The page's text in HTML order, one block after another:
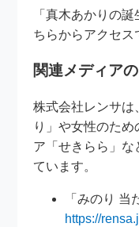
「真木あかりの
ちらからアクセス
関連メディア
株式会社レンサは
り」や女性のた
ア「せきらら」な
ています。
「みのり 当
https://